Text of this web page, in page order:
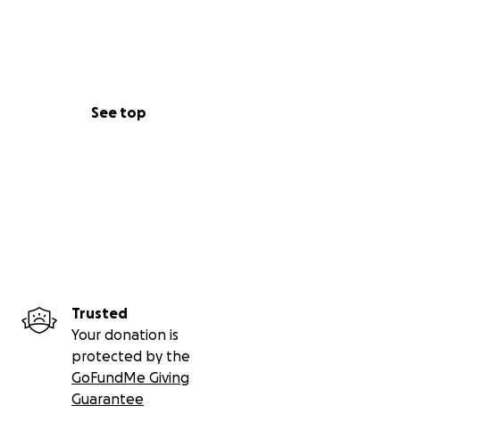
See top
Trusted
Your donation is
protected by the
GoFundMe Giving
Guarantee